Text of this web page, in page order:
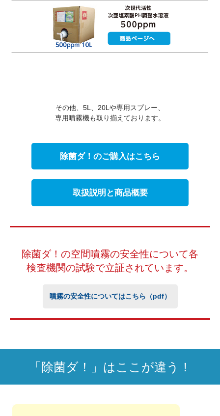
その他、5L、20Lや専用スプレー、
専用噴霧機も取り揃えております。
除菌ダ！のご購入はこちら
取扱説明と商品概要
除菌ダ！の空間噴霧の安全性について各
検査機関の試験で立証されています。
噴霧の安全性についてはこちら（pdf）
「除菌ダ！」はここが違う！